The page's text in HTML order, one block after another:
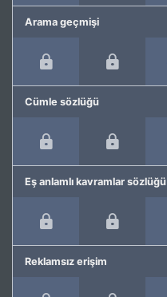
Arama geçmişi
Cümle sözlüğü
Eş anlamlı kavramlar sözlüğü
Reklamsız erişim